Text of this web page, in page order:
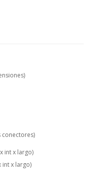
int x largo)
int x largo)